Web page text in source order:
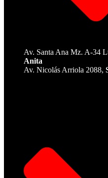
Av. Santa Ana Mz. A-34
Anita
Av. Nicolás Arriola 2088,